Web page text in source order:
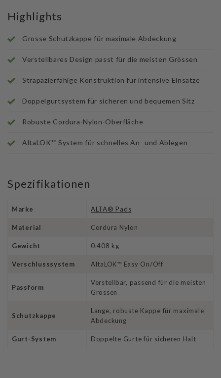
Highlights
Grosse Schutzkappe für maximale Abdeckung
Verstellbares Design passt für die meisten Grössen
Strapazierfähige Konstruktion für intensive Einsätze
Doppelgurtsystem für sicheren und bequemen Sitz
Robuste Cordura-Nylon-Oberfläche
AltaLOK™ System für schnelles An- und Ablegen
Spezifikationen
Marke ALTA® Pads
Material Cordura Nylon
Gewicht 0.408 kg
Verschlusssystem AltaLOK™ Easy On/Off
Passform
Verstellbar, passend für die meisten
Grössen
Schutzkappe
Lange, robuste Kappe für maximale
Abdeckung
Gurt-System Doppelte Gurte für sicheren Halt